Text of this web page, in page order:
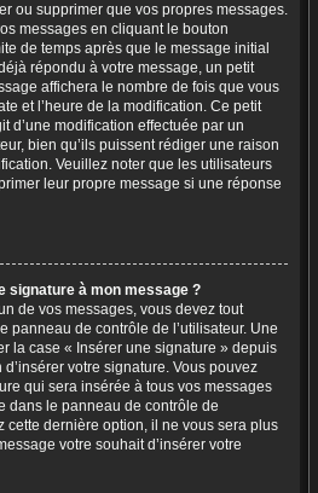
ou supprimer que vos propres messages.
messages en cliquant le bouton
de temps après que le message initial
répondu à votre message, un petit
affichera le nombre de fois que vous
et l’heure de la modification. Ce petit
d’une modification effectuée par un
bien qu’ils puissent rédiger une raison
Veuillez noter que les utilisateurs
leur propre message si une réponse
signature à mon message ?
de vos messages, vous devez tout
panneau de contrôle de l’utilisateur. Une
la case « Insérer une signature » depuis
votre signature. Vous pouvez
qui sera insérée à tous vos messages
dans le panneau de contrôle de
cette dernière option, il ne vous sera plus
votre souhait d’insérer votre